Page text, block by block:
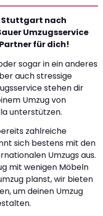
Stuttgart nach
Umzugsservice
für dich!
sogar in ein anderes
auch stressige
stehen dir
Umzug von
unterstützen.
zahlreiche
sich bestens mit den
Umzugs aus.
mit wenigen Möbeln
planst, wir bieten
um deinen Umzug